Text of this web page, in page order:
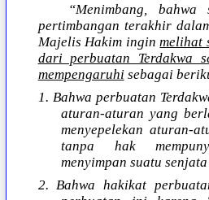
“Menimbang, bahwa
pertimbangan terakhir
Majelis Hakim inginmelihat
dari perbuatan Terdakwa
mempengaruhi sebagai
1. Bahwa perbuatan
aturan-aturan yang
menyepelekan aturan-
tanpa hak
menyimpan suatu
2. Bahwa hakikat